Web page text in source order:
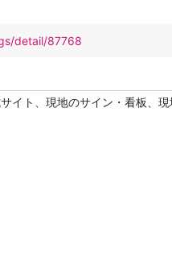
detail/87768
ト、現地のサイン・看板、